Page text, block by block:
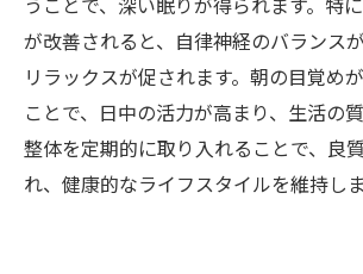
うことで、深い眠りが得られます。特
が改善されると、自律神経のバランス
リラックスが促されます。朝の目覚め
ことで、日中の活力が高まり、生活の
整体を定期的に取り入れることで、良
れ、健康的なライフスタイルを維持し